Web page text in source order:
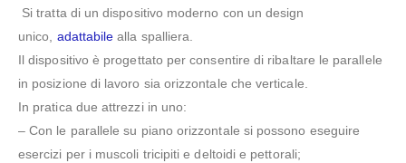
Si tratta di un dispositivo moderno con un design
unico, adattabile alla spalliera.
Il dispositivo è progettato per consentire di ribaltare le parallele
in posizione di lavoro sia orizzontale che verticale.
In pratica due attrezzi in uno:
– Con le parallele su piano orizzontale si possono eseguire
esercizi per i muscoli tricipiti e deltoidi e pettorali;